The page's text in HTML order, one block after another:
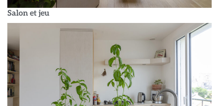
Salon et jeu